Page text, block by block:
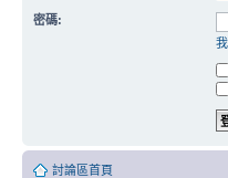
密碼:
討論區首頁